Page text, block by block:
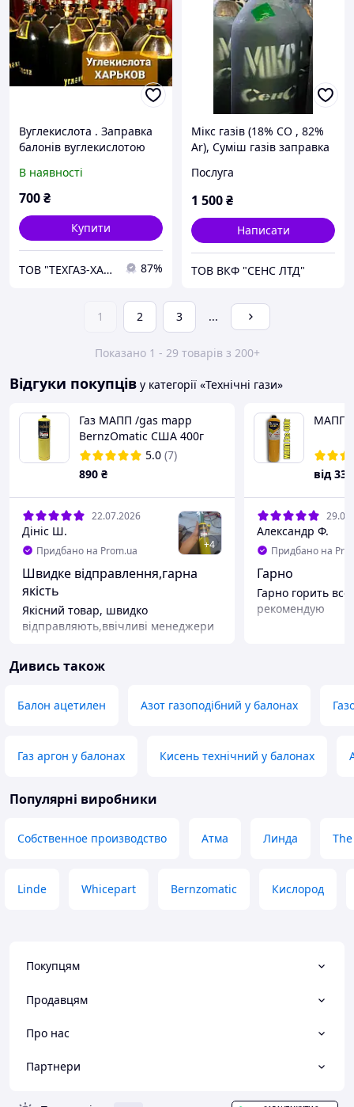
Вуглекислота . Заправка
балонів вуглекислотою
вуглекислоту в Харкові .
В наявності
700₴
Купити
ТОВ "ТЕХГАЗ-ХАРКІВ" 87%
Мікс газів (18% CO , 82%
Ar), Суміш газів заправка
Послуга
1 500₴
Написати
ТОВ ВКФ "СЕНС ЛТД"
1 2 3 ...
Показано 1 - 29 товарів з 200+
Відгуки покупців у категорії «Технічні гази»
Газ МАПП /gas mapp
BernzOmatic США 400г
зварювальний
5.0 (7)
890 ₴
22.07.2026
Дініс Ш.
Придбано на Prom.ua +4
Швидке відправлення,гарна
якість
Якісний товар, швидко
відправляють,ввічливі менеджери
МАПП
від 335
Александр Ф.
Придбано на
Гарно
Гарно горить
рекомендую
Дивись також
Балон ацетилен Азот газоподібний у балонах
Газ аргон у балонах Кисень технічний у балонах
Популярні виробники
Собственное производство Атма Линда
Linde Whicepart Bernzomatic Кислород
Покупцям
Продавцям
Про нас
Партнери